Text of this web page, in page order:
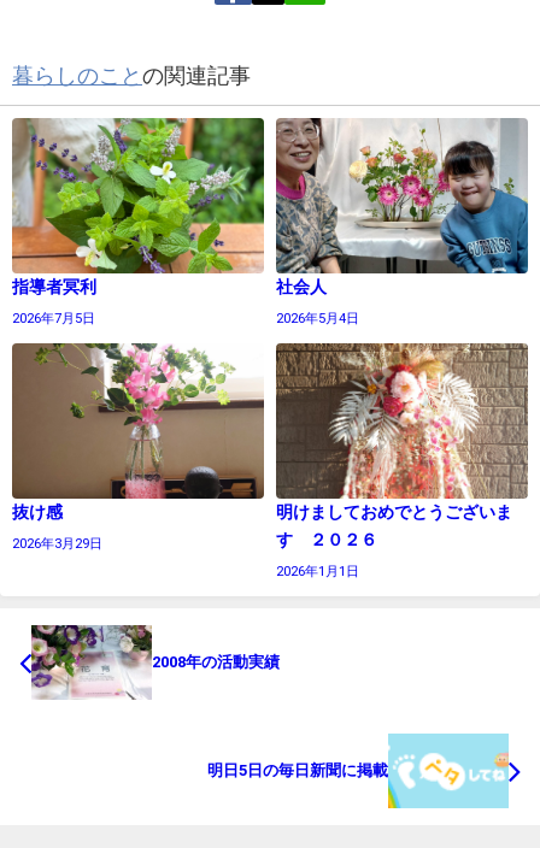
暮らしのことの関連記事
指導者冥利
2026年7月5日
社会人
2026年5月4日
抜け感
2026年3月29日
明けましておめでとうございま
す ２０２６
2026年1月1日
2008年の活動実績
明日5日の毎日新聞に掲載